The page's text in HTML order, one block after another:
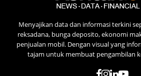
Menyajikan data dan informasi terkini
reksadana, bunga deposito, ekonomi
penjualan mobil. Dengan visual yang
tajam untuk membuat pengambilan